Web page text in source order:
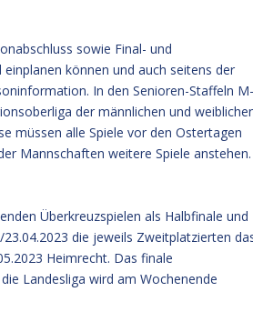
sowie Final- und
können und auch seitens der
In den Senioren-Staffeln
der männlichen und
müssen alle Spiele vor den Ostertagen
Mannschaften weitere Spiele anstehen.
Überkreuzspielen als Halbfinale und
die jeweils Zweitplatzierten
Heimrecht. Das finale
Landesliga wird am Wochenende